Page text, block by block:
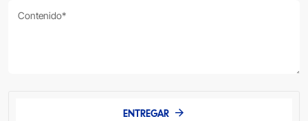
ENTREGAR